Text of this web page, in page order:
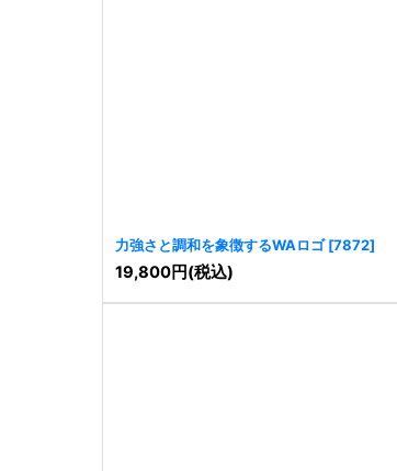
力強さと調和を象徴するWAロゴ [7872]
19,800円(税込)